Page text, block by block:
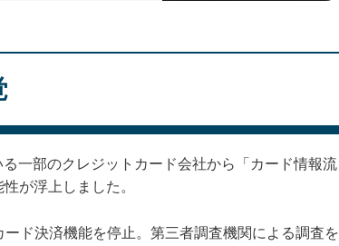
一部のクレジットカード会社から「カード情報流
が浮上しました。
ド決済機能を停止。第三者調査機関による調査を